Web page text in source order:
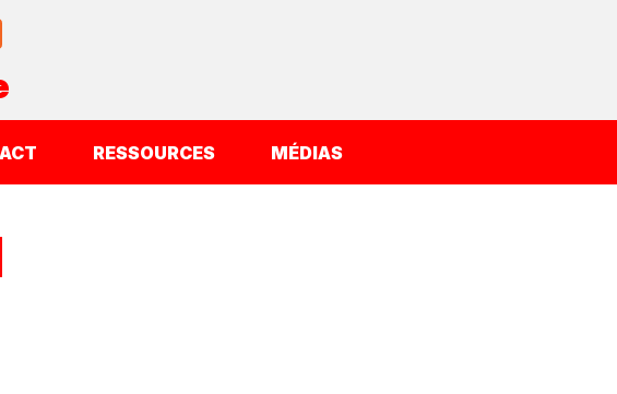
RESSOURCES MÉDIAS